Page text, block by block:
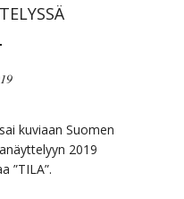
kuviaan Suomen
2019
”TILA”.